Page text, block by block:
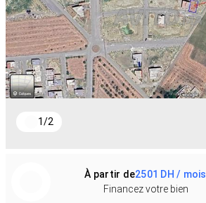
1/2
À partir de2501 DH / mois
Financez votre bien